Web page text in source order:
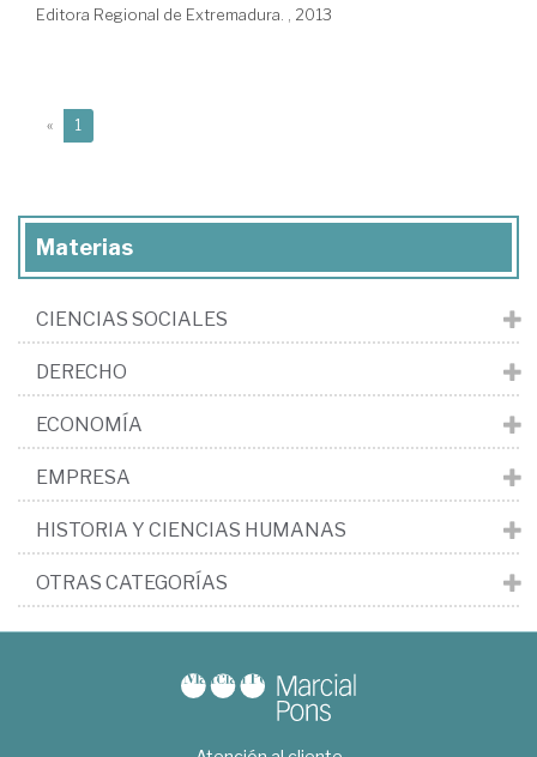
Editora Regional de Extremadura. , 2013
« 1
Materias
CIENCIAS SOCIALES
DERECHO
ECONOMÍA
EMPRESA
HISTORIA Y CIENCIAS HUMANAS
OTRAS CATEGORÍAS